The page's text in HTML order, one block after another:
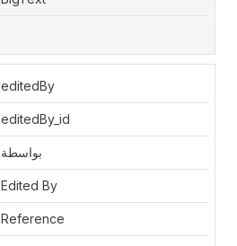
editedBy
editedBy_id
بواسطة
Edited By
Reference